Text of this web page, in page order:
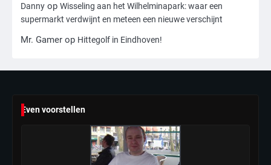
Israël doodt hoogste Hezbollah-leider
meerdere omwonenden
Mr. Gamer
6
Tilburgse wethouder: ‘Alle vertrouwen
in nieuwe aanpak van begeleiding
kwetsbare inwoners door Siem,
ondanks onrust’
Mr. Gamer
Danny op Wisseling aan het Wilhelminapark: waar een
supermarkt verdwijnt en meteen een nieuwe verschijnt
Mr. Gamer op Hittegolf in Eindhoven!
Even voorstellen